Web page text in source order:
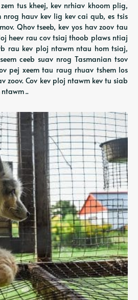
tus kheej, kev nrhiav khoom plig,
nrog hauv kev lig kev cai qub, es tsis
Qhov tseeb, kev yos hav zoov tau
heev rau cov tsiaj thoob plaws ntiaj
rau kev ploj ntawm ntau hom tsiaj,
ceeb suav nrog Tasmanian tsov
pej xeem tau raug rhuav tshem los
zoov. Cov kev ploj ntawm kev tu siab
..